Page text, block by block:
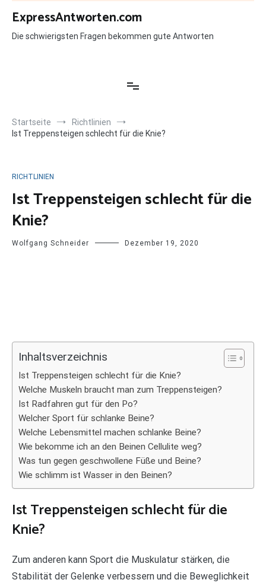
Zum
Inhalt
springen
ExpressAntworten.com
Die schwierigsten Fragen bekommen gute Antworten
Startseite
Richtlinien
Ist Treppensteigen schlecht für die Knie?
RICHTLINIEN
Ist Treppensteigen schlecht für die
Knie?
Wolfgang Schneider Dezember 19, 2020
Inhaltsverzeichnis
Ist Treppensteigen schlecht für die Knie?
Welche Muskeln braucht man zum Treppensteigen?
Ist Radfahren gut für den Po?
Welcher Sport für schlanke Beine?
Welche Lebensmittel machen schlanke Beine?
Wie bekomme ich an den Beinen Cellulite weg?
Was tun gegen geschwollene Füße und Beine?
Wie schlimm ist Wasser in den Beinen?
Ist Treppensteigen schlecht für die
Knie?
Zum anderen kann Sport die Muskulatur stärken, die
Stabilität der Gelenke verbessern und die Beweglichkeit